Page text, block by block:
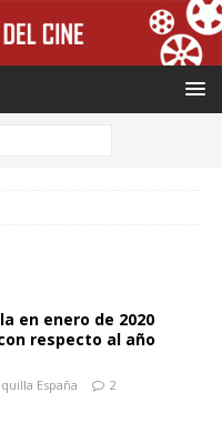
en enero de 2020
respecto al año
España 2